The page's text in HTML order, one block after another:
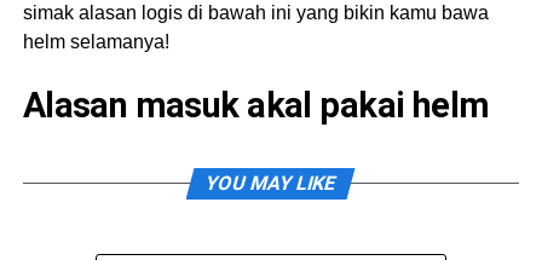
simak alasan logis di bawah ini yang bikin kamu bawa
helm selamanya!
Alasan masuk akal pakai helm
ada salahnya kalo kita jaga-jaga biar selamat kan? Ini
YOU MAY LIKE